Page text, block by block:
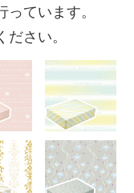
ています。
さい。